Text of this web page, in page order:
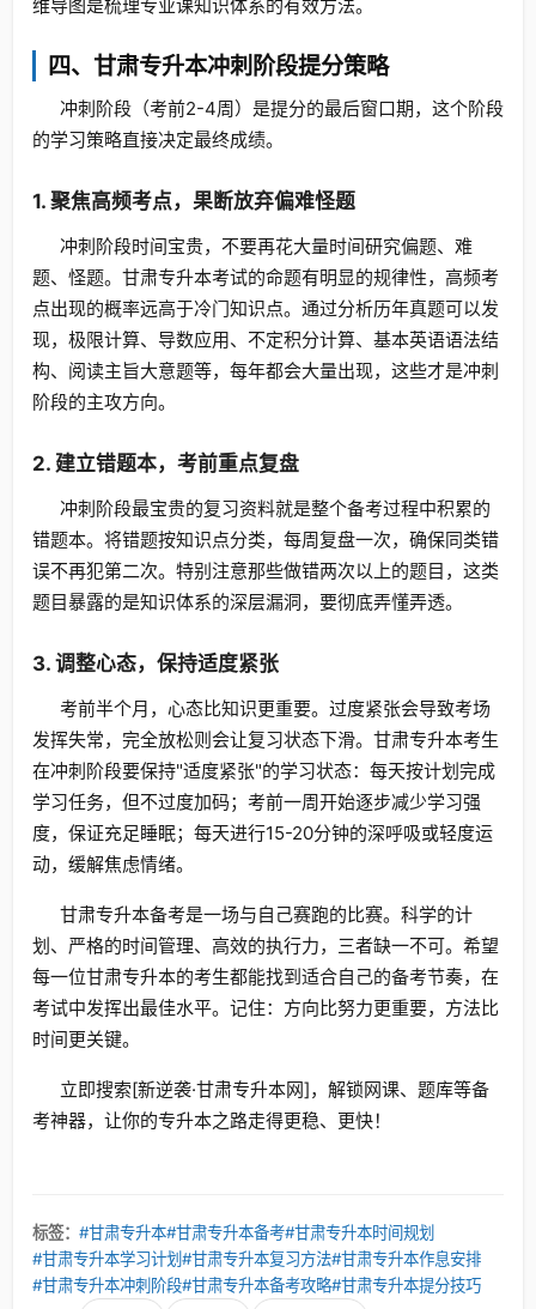
维导图是梳理专业课知识体系的有效方法。
四、甘肃专升本冲刺阶段提分策略
冲刺阶段（考前2-4周）是提分的最后窗口期，这个阶段
的学习策略直接决定最终成绩。
1. 聚焦高频考点，果断放弃偏难怪题
冲刺阶段时间宝贵，不要再花大量时间研究偏题、难
题、怪题。甘肃专升本考试的命题有明显的规律性，高频考
点出现的概率远高于冷门知识点。通过分析历年真题可以发
现，极限计算、导数应用、不定积分计算、基本英语语法结
构、阅读主旨大意题等，每年都会大量出现，这些才是冲刺
阶段的主攻方向。
2. 建立错题本，考前重点复盘
冲刺阶段最宝贵的复习资料就是整个备考过程中积累的
错题本。将错题按知识点分类，每周复盘一次，确保同类错
误不再犯第二次。特别注意那些做错两次以上的题目，这类
题目暴露的是知识体系的深层漏洞，要彻底弄懂弄透。
3. 调整心态，保持适度紧张
考前半个月，心态比知识更重要。过度紧张会导致考场
发挥失常，完全放松则会让复习状态下滑。甘肃专升本考生
在冲刺阶段要保持"适度紧张"的学习状态：每天按计划完成
学习任务，但不过度加码；考前一周开始逐步减少学习强
度，保证充足睡眠；每天进行15-20分钟的深呼吸或轻度运
动，缓解焦虑情绪。
甘肃专升本备考是一场与自己赛跑的比赛。科学的计
划、严格的时间管理、高效的执行力，三者缺一不可。希望
每一位甘肃专升本的考生都能找到适合自己的备考节奏，在
考试中发挥出最佳水平。记住：方向比努力更重要，方法比
时间更关键。
立即搜索[新逆袭·甘肃专升本网]，解锁网课、题库等备
考神器，让你的专升本之路走得更稳、更快！
标签： #甘肃专升本#甘肃专升本备考#甘肃专升本时间规划
#甘肃专升本学习计划#甘肃专升本复习方法#甘肃专升本作息安排
#甘肃专升本冲刺阶段#甘肃专升本备考攻略#甘肃专升本提分技巧